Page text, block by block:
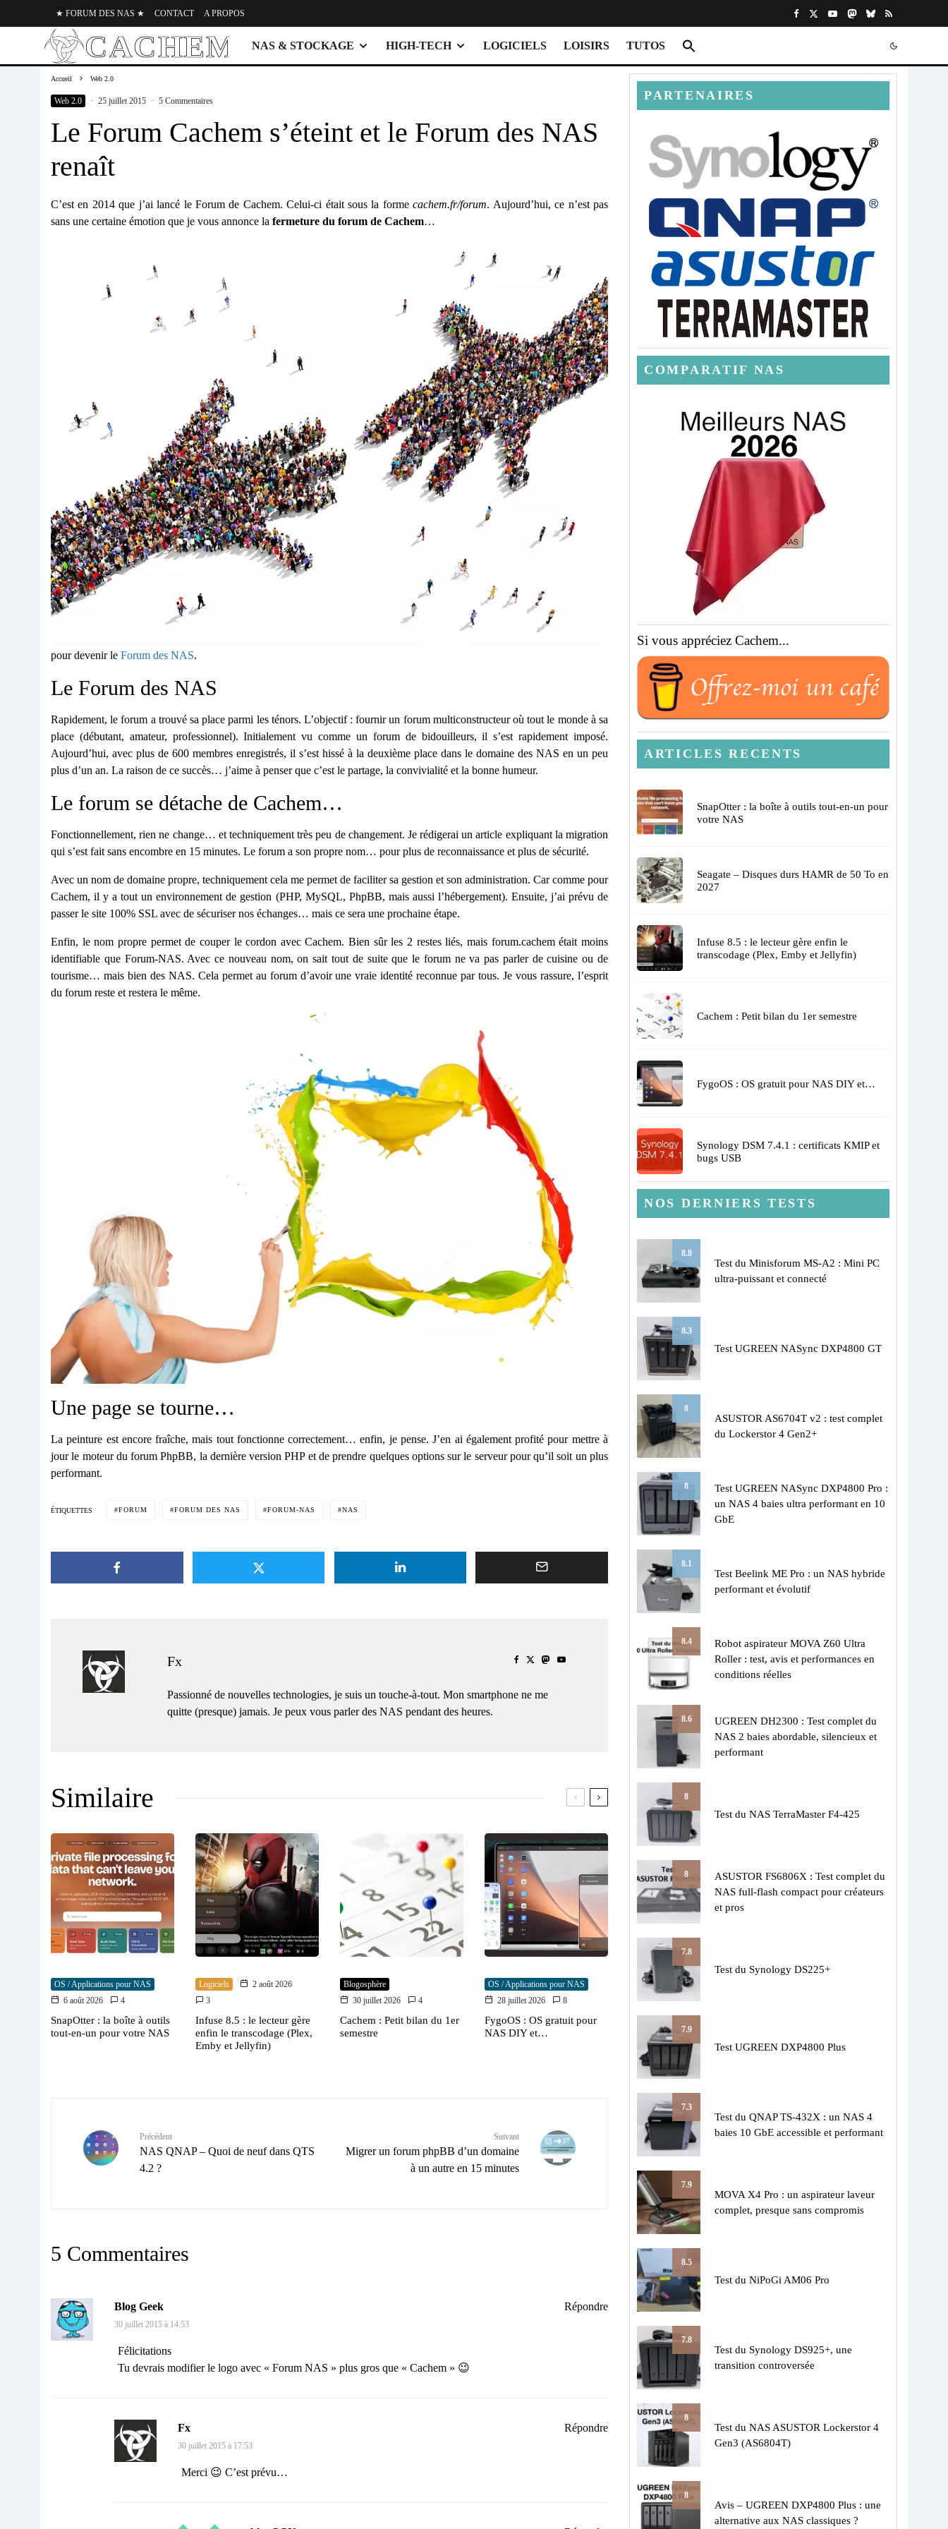
★ FORUM DES NAS ★ CONTACT A PROPOS
NAS & STOCKAGE HIGH-TECH LOGICIELS LOISIRS TUTOS
Accueil Web 2.0
Web 2.0 · 25 juillet 2015 · 5 Commentaires
Le Forum Cachem s’éteint et le Forum des NAS
renaît
C’est en 2014 que j’ai lancé le Forum de Cachem. Celui-ci était sous la formecachem.fr/forum. Aujourd’hui, ce n’est pas
sans une certaine émotion que je vous annonce la fermeture du forum de Cachem…
pour devenir le Forum des NAS.
Le Forum des NAS
Rapidement, le forum a trouvé sa place parmi les ténors. L’objectif : fournir un forum multiconstructeur où tout le monde à sa
place (débutant, amateur, professionnel). Initialement vu comme un forum de bidouilleurs, il s’est rapidement imposé.
Aujourd’hui, avec plus de 600 membres enregistrés, il s’est hissé à la deuxième place dans le domaine des NAS en un peu
plus d’un an. La raison de ce succès… j’aime à penser que c’est le partage, la convivialité et la bonne humeur.
Le forum se détache de Cachem…
Fonctionnellement, rien ne change… et techniquement très peu de changement. Je rédigerai un article expliquant la migration
qui s’est fait sans encombre en 15 minutes. Le forum a son propre nom… pour plus de reconnaissance et plus de sécurité.
Avec un nom de domaine propre, techniquement cela me permet de faciliter sa gestion et son administration. Car comme pour
Cachem, il y a tout un environnement de gestion (PHP, MySQL, PhpBB, mais aussi l’hébergement). Ensuite, j’ai prévu de
passer le site 100% SSL avec de sécuriser nos échanges… mais ce sera une prochaine étape.
Enfin, le nom propre permet de couper le cordon avec Cachem. Bien sûr les 2 restes liés, mais forum.cachem était moins
identifiable que Forum-NAS. Avec ce nouveau nom, on sait tout de suite que le forum ne va pas parler de cuisine ou de
tourisme… mais bien des NAS. Cela permet au forum d’avoir une vraie identité reconnue par tous. Je vous rassure, l’esprit
du forum reste et restera le même.
Une page se tourne…
La peinture est encore fraîche, mais tout fonctionne correctement… enfin, je pense. J’en ai également profité pour mettre à
jour le moteur du forum PhpBB, la dernière version PHP et de prendre quelques options sur le serveur pour qu’il soit un plus
performant.
ÉTIQUETTES FORUM FORUM DES NAS FORUM-NAS NAS
Fx
Passionné de nouvelles technologies, je suis un touche-à-tout. Mon smartphone ne me
quitte (presque) jamais. Je peux vous parler des NAS pendant des heures.
Similaire
OS / Applications pour NAS
6 août 2026
4
SnapOtter : la boîte à outils
tout-en-un pour votre NAS
Logiciels
2 août 2026
3
Infuse 8.5 : le lecteur gère
enfin le transcodage (Plex,
Emby et Jellyfin)
Blogosphère
30 juillet 2026
4
Cachem : Petit bilan du 1er
semestre
OS / Applications pour NAS
28 juillet 2026
8
FygoOS : OS gratuit pour
NAS DIY et…
Précédent
NAS QNAP – Quoi de neuf dans QTS
4.2 ?
Suivant
Migrer un forum phpBB d’un domaine
à un autre en 15 minutes
5 Commentaires
Blog Geek
30 juillet 2015 à 14:53
Félicitations
Tu devrais modifier le logo avec « Forum NAS » plus gros que « Cachem » 😉
Répondre
Fx
30 juillet 2015 à 17:53
Merci 😉 C’est prévu…
Répondre
PARTENAIRES
COMPARATIF NAS
Si vous appréciez Cachem...
ARTICLES RECENTS
SnapOtter : la boîte à outils tout-en-un pour
votre NAS
Seagate – Disques durs HAMR de 50 To en
2027
Infuse 8.5 : le lecteur gère enfin le
transcodage (Plex, Emby et Jellyfin)
Cachem : Petit bilan du 1er semestre
FygoOS : OS gratuit pour NAS DIY et…
Synology DSM 7.4.1 : certificats KMIP et
bugs USB
NOS DERNIERS TESTS
8.8
Test du Minisforum MS-A2 : Mini PC
ultra-puissant et connecté
8.3
Test UGREEN NASync DXP4800 GT
8
ASUSTOR AS6704T v2 : test complet
du Lockerstor 4 Gen2+
8
Test UGREEN NASync DXP4800 Pro :
un NAS 4 baies ultra performant en 10
GbE
8.1
Test Beelink ME Pro : un NAS hybride
performant et évolutif
8.4
Robot aspirateur MOVA Z60 Ultra
Roller : test, avis et performances en
conditions réelles
8.6
UGREEN DH2300 : Test complet du
NAS 2 baies abordable, silencieux et
performant
8
Test du NAS TerraMaster F4-425
8
ASUSTOR FS6806X : Test complet du
NAS full-flash compact pour créateurs
et pros
7.8
Test du Synology DS225+
7.9
Test UGREEN DXP4800 Plus
7.3
Test du QNAP TS-432X : un NAS 4
baies 10 GbE accessible et performant
7.9
MOVA X4 Pro : un aspirateur laveur
complet, presque sans compromis
8.5
Test du NiPoGi AM06 Pro
7.8
Test du Synology DS925+, une
transition controversée
8
Test du NAS ASUSTOR Lockerstor 4
Gen3 (AS6804T)
8
Avis – UGREEN DXP4800 Plus : une
alternative aux NAS classiques ?